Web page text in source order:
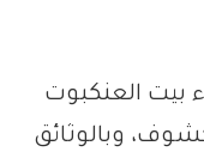
بيت العنكبوت
وبالوثائق